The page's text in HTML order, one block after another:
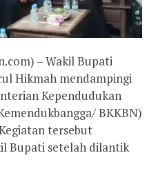
– Wakil Bupati
Hikmah mendampingi
Kependudukan
BKKBN)
tersebut
Bupati setelah dilantik